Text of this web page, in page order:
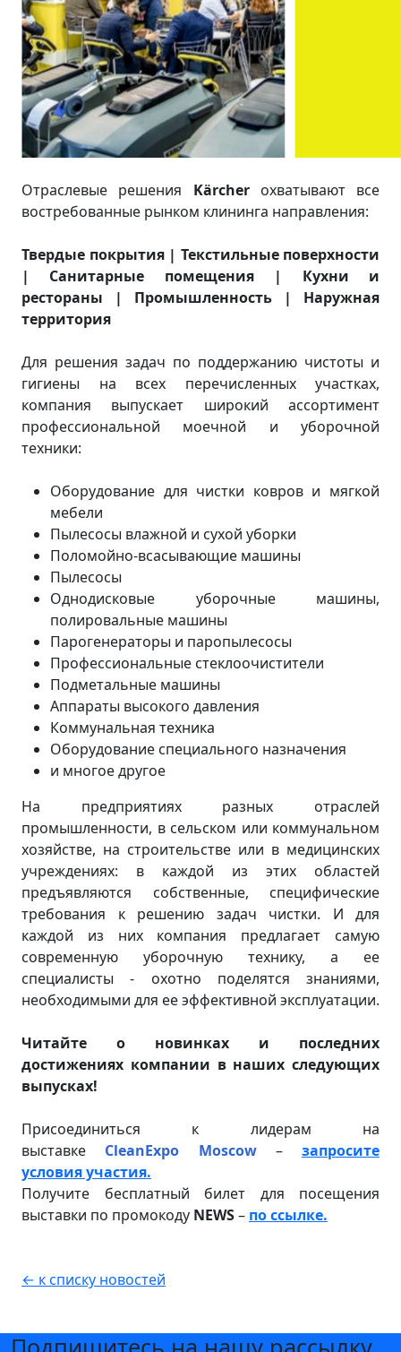
Отраслевые решения Kärcherохватывают все
востребованные рынком клининга направления:
Твердые покрытия | Текстильные поверхности
| Санитарные помещения | Кухни и
рестораны
| Промышленность | Наружная
территория
Для решения задач по поддержанию чистоты и
гигиены на всех перечисленных участках,
компания выпускает широкий ассортимент
профессиональной моечной и уборочной
техники:
Оборудование для чистки ковров и мягкой
мебели
Пылесосы влажной и сухой уборки
Поломойно-всасывающие машины
Пылесосы
Однодисковые уборочные машины,
полировальные машины
Парогенераторы и паропылесосы
Профессиональные стеклоочистители
Подметальные машины
Аппараты высокого давления
Коммунальная техника
Оборудование специального назначения
и многое другое
На предприятиях разных отраслей
промышленности, в сельском или коммунальном
хозяйстве, на строительстве или в медицинских
учреждениях: в каждой из этих областей
предъявляются собственные, специфические
требования к решению задач чистки. И для
каждой из них компания предлагает самую
современную уборочную технику, а ее
специалисты - охотно поделятся знаниями,
необходимыми для ее эффективной эксплуатации.
Читайте о новинках и последних
достижениях компании в наших следующих
выпусках!
Присоединиться к лидерам на
выставке CleanExpo Moscow – запросите
условия участия.
Получите бесплатный билет для посещения
выставки по промокоду NEWS– по ссылке.
← к списку новостей